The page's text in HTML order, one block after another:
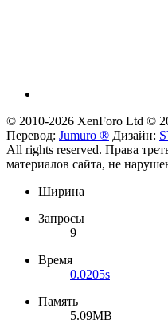
© 2010-2026 XenForo Ltd ©
Перевод: Jumuro ® Дизайн:
All rights reserved. Права
материалов сайта, не
Ширина
Запросы
9
Время
0.0205s
Память
5.09MB